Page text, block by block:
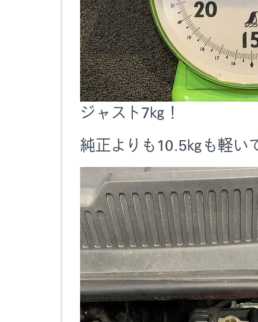
ジャスト7㎏！
純正よりも10.5㎏も軽い